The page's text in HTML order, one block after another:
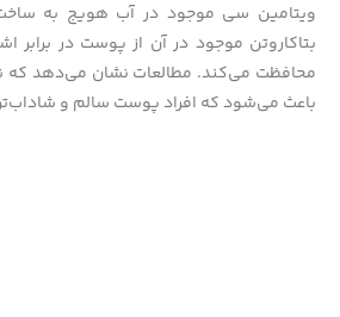
ویتامین سی موجود در آب هویج به
بتاکاروتن موجود در آن از پوست در برابر
محافظت می‌کند. مطالعات نشان می‌دهد
باعث می‌شود که افراد پوست سالم و